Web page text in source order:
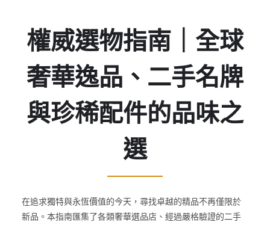
權威選物指南｜全球
奢華逸品、二手名牌
與珍稀配件的品味之
選
在追求獨特與永恆價值的今天，尋找卓越的精品不再僅限於
新品。本指南匯集了各類奢華選品店、經過嚴格驗證的二手